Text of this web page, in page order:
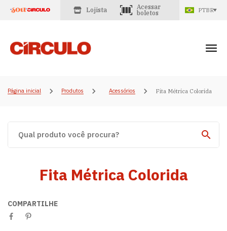
Lojista
Acessar
boletos
PTBR
Página inicial Produtos Acessórios Fita Métrica Colorida
Fita Métrica Colorida
COMPARTILHE